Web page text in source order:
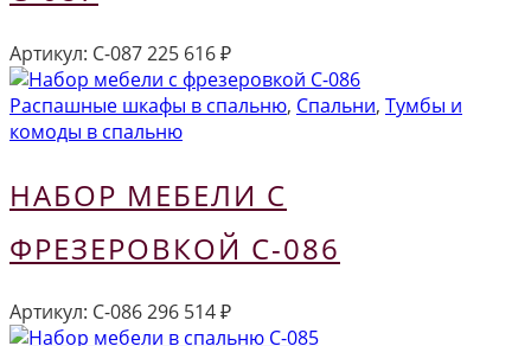
Артикул: С-087225 616₽
Распашные шкафы в спальню, Спальни, Тумбы и
комоды в спальню
НАБОР МЕБЕЛИ С
ФРЕЗЕРОВКОЙ С-086
Артикул: С-086296 514₽